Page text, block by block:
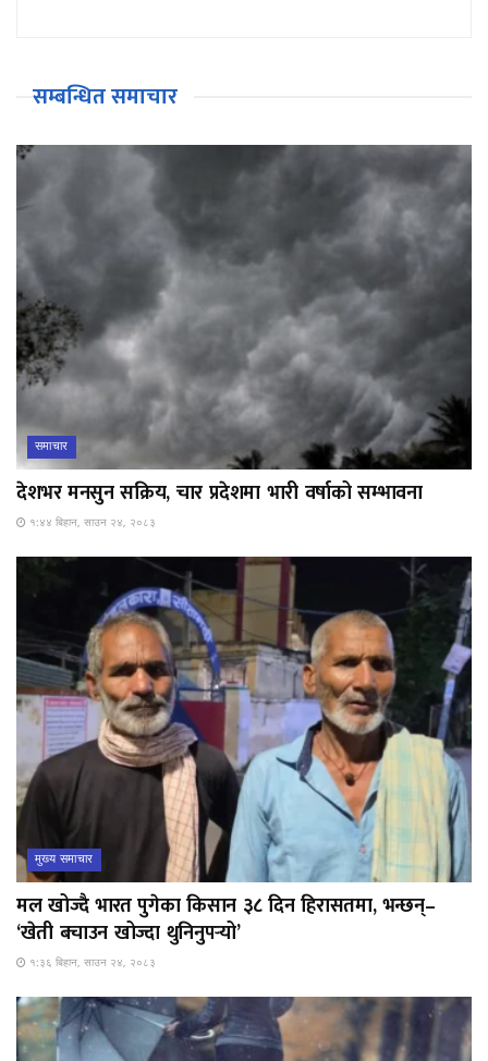
सम्बन्धित समाचार
समाचार
देशभर मनसुन सक्रिय, चार प्रदेशमा भारी वर्षाको सम्भावना
१:४४ बिहान, साउन २४, २०८३
मुख्य समाचार
मल खोज्दै भारत पुगेका किसान ३८ दिन हिरासतमा, भन्छन्–
‘खेती बचाउन खोज्दा थुनिनुपर्‍यो’
१:३६ बिहान, साउन २४, २०८३